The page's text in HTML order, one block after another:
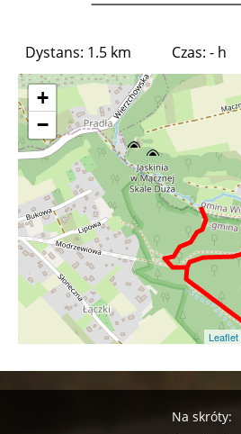
Dystans: 1.5 km Czas: - h
+
−
Leaflet
Na skróty: